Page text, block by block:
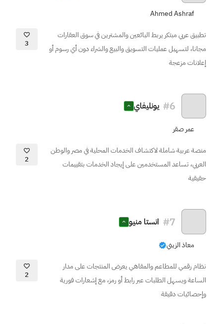
Ahmed Ashraf
تطبيق عربي مبتكر يربط البائعين والمشترين في سوق العقارات
مجانا، لتسهيل عمليات التسويق والبيع والشراء دون أي رسوم أو
إعلانات مزعجة
3
#6 يونليفاي
عمر صقر
منصة عربية شاملة لاكتشاف الخدمات المحلية في مصر والوطن
العربي، تساعد المستخدمين على إيجاد الخدمات بتقييمات
حقيقية
2
#7 انستا منيو
معاذ الزيني
نظام رقمي للمطاعم والمقاهي يعرض المنتجات على مدار
الساعة ويسهل الطلبات عبر رابط أو رمز، مع إشعارات فورية
وإحصائيات دقيقة
2